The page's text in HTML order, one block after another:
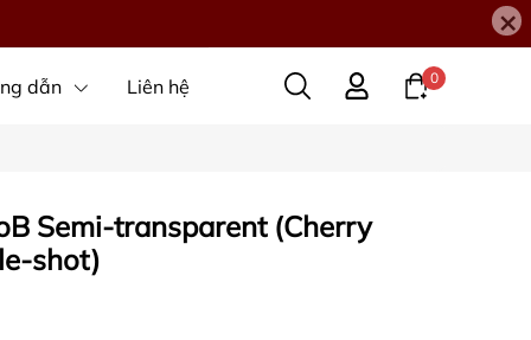
×
dẫn Liên hệ 0
Semi-transparent (Cherry
shot)